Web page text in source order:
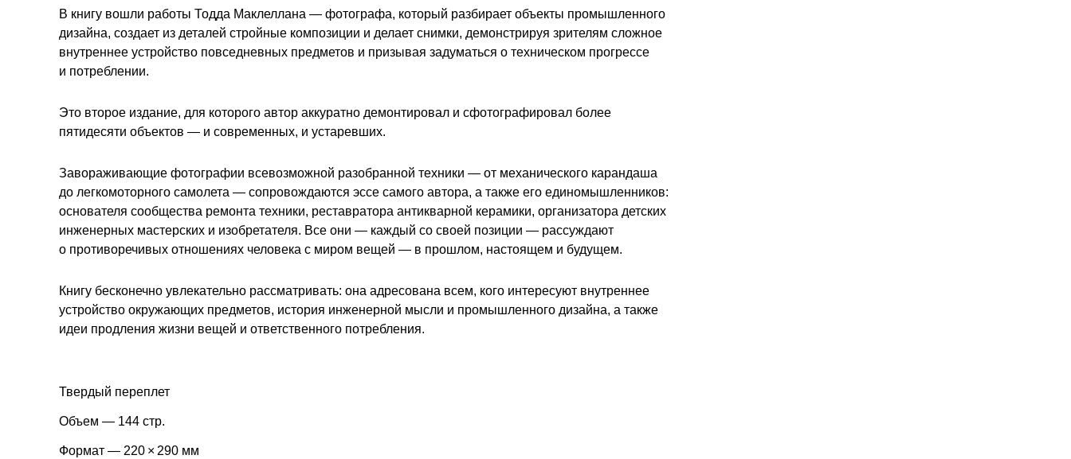
В книгу вошли работы Тодда Маклеллана — фотографа, который разбирает объекты промышленного
дизайна, создает из деталей стройные композиции и делает снимки, демонстрируя зрителям cложное
внутреннее устройство повседневных предметов и призывая задуматься о техническом прогрессе
и потреблении.
Это второе издание, для которого автор аккуратно демонтировал и сфотографировал более
пятидесяти объектов — и современных, и устаревших.
Завораживающие фотографии всевозможной разобранной техники — от механического карандаша
до легкомоторного самолета — сопровождаются эссе самого автора, а также его единомышленников:
основателя сообщества ремонта техники, реставратора антикварной керамики, организатора детских
инженерных мастерских и изобретателя. Все они — каждый со своей позиции — рассуждают
о противоречивых отношениях человека с миром вещей — в прошлом, настоящем и будущем.
Книгу бесконечно увлекательно рассматривать: она адресована всем, кого интересуют внутреннее
устройство окружающих предметов, история инженерной мысли и промышленного дизайна, а также
идеи продления жизни вещей и ответственного потребления.
Твердый переплет
Объем — 144 стр.
Формат — 220 × 290 мм